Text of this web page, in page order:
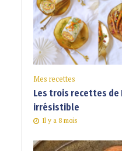
Mes recettes
Les trois recettes de
irrésistible
Il y a 8 mois